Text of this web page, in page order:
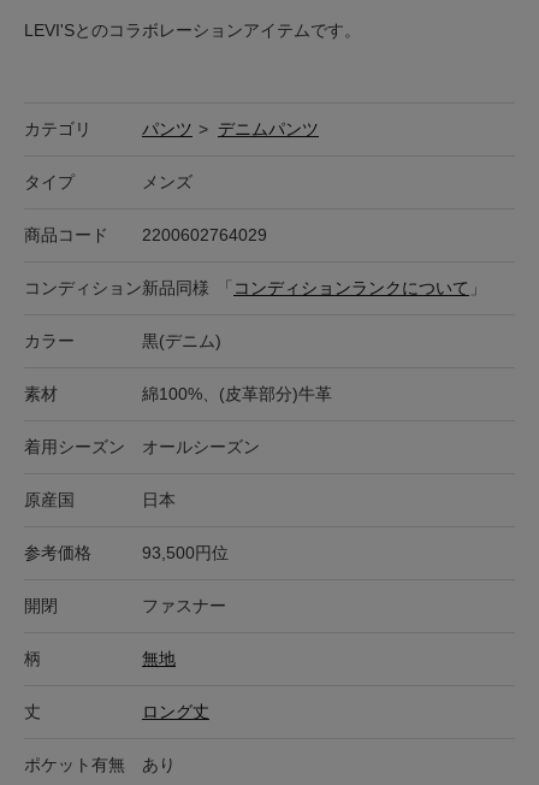
LEVI'Sとのコラボレーションアイテムです。
カテゴリ パンツ > デニムパンツ
タイプ メンズ
商品コード 2200602764029
コンディション新品同様 「 コンディションランクについて 」
カラー 黒(デニム)
素材 綿100%、(皮革部分)牛革
着用シーズン オールシーズン
原産国 日本
参考価格 93,500円位
開閉 ファスナー
柄 無地
丈 ロング丈
ポケット有無 あり